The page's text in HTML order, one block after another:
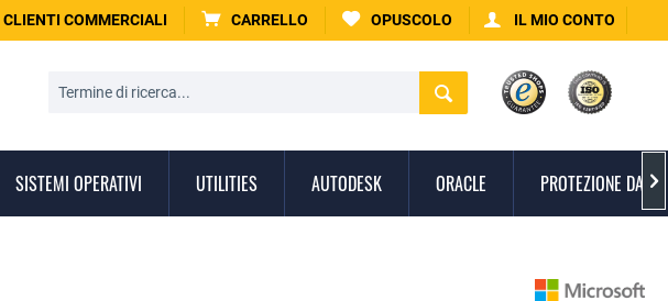
CLIENTI COMMERCIALI CARRELLO OPUSCOLO IL MIO CONTO
SISTEMI OPERATIVI UTILITIES AUTODESK ORACLE PROTEZIONE DAI